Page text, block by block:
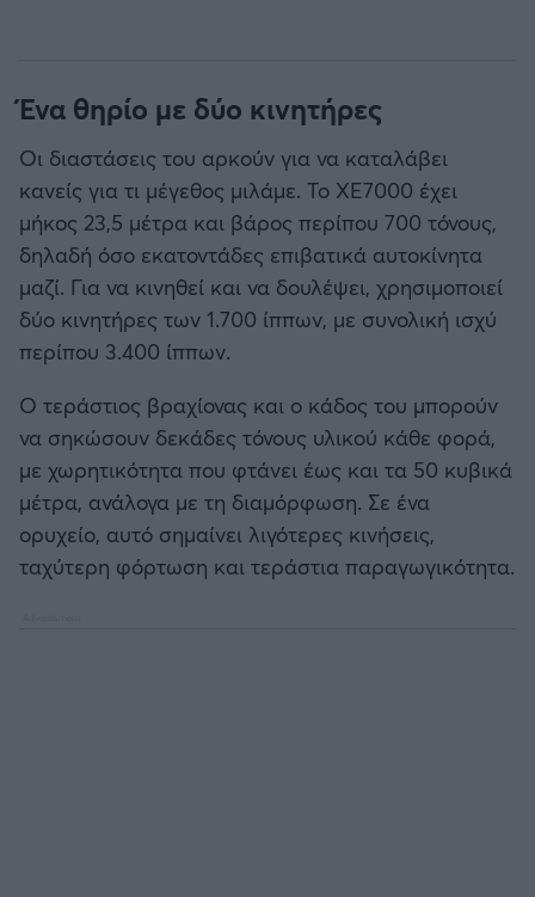
Ένα θηρίο με δύο κινητήρες
Οι διαστάσεις του αρκούν για να καταλάβει
κανείς για τι μέγεθος μιλάμε. Το XE7000 έχει
μήκος 23,5 μέτρα και βάρος περίπου 700 τόνους,
δηλαδή όσο εκατοντάδες επιβατικά αυτοκίνητα
μαζί. Για να κινηθεί και να δουλέψει, χρησιμοποιεί
δύο κινητήρες των 1.700 ίππων, με συνολική ισχύ
περίπου 3.400 ίππων.
Ο τεράστιος βραχίονας και ο κάδος του μπορούν
να σηκώσουν δεκάδες τόνους υλικού κάθε φορά,
με χωρητικότητα που φτάνει έως και τα 50 κυβικά
μέτρα, ανάλογα με τη διαμόρφωση. Σε ένα
ορυχείο, αυτό σημαίνει λιγότερες κινήσεις,
ταχύτερη φόρτωση και τεράστια παραγωγικότητα.